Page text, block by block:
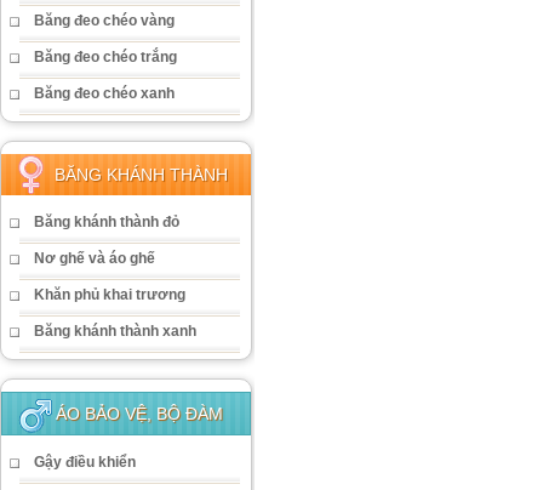
Băng đeo chéo vàng
Băng đeo chéo trắng
Băng đeo chéo xanh
BĂNG KHÁNH THÀNH
Băng khánh thành đỏ
Nơ ghế và áo ghế
Khăn phủ khai trương
Băng khánh thành xanh
ÁO BẢO VỆ, BỘ ĐÀM
Gậy điều khiển